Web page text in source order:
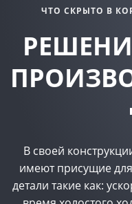
ЧТО СКРЫТО В
В своей
имеют присущие
детали такие как: